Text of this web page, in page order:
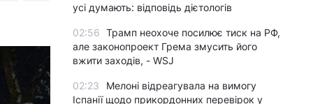
усі думають: відповідь дієтологів
02:56 Трамп неохоче посилює тиск на РФ,
але законопроект Грема змусить його
вжити заходів, - WSJ
02:23
Мелоні відреагувала на вимогу
Іспанії щодо прикордонних перевірок у